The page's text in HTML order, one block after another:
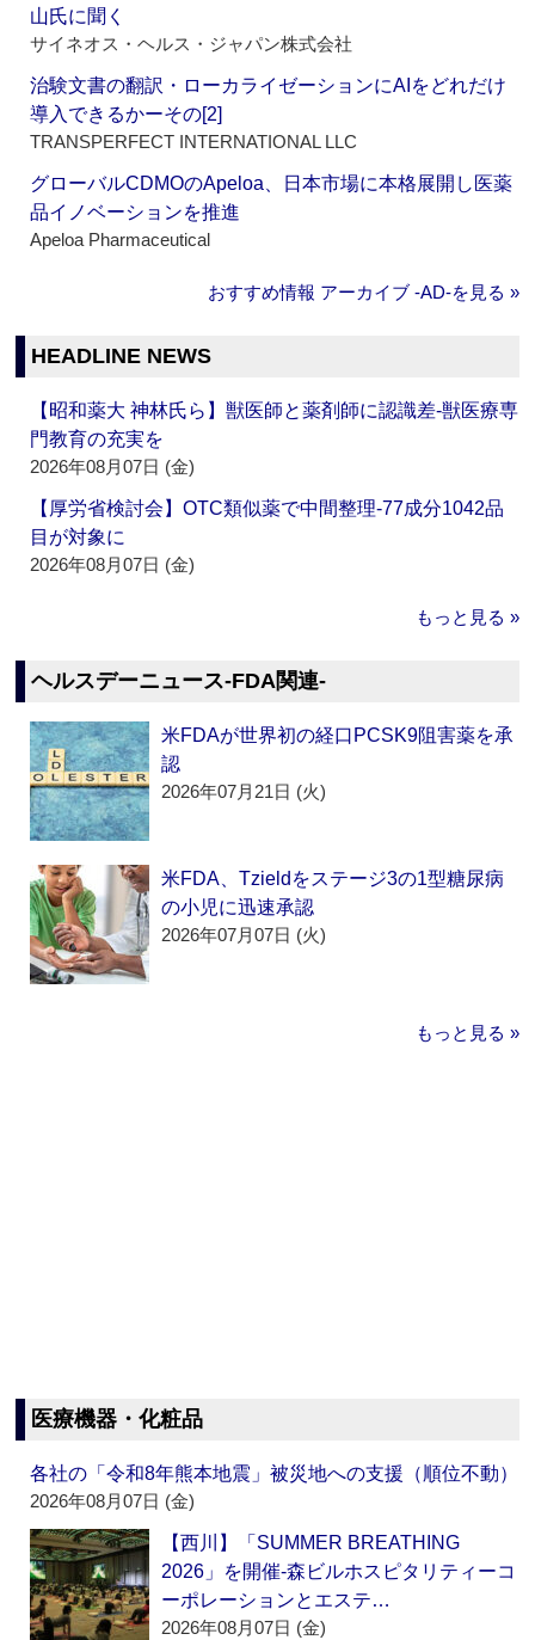
山氏に聞く
サイネオス・ヘルス・ジャパン株式会社
治験文書の翻訳・ローカライゼーションにAIをどれだけ
導入できるかーその[2]
TRANSPERFECT INTERNATIONAL LLC
グローバルCDMOのApeloa、日本市場に本格展開し医薬
品イノベーションを推進
Apeloa Pharmaceutical
おすすめ情報 アーカイブ ‐AD‐を見る »
HEADLINE NEWS
【昭和薬大 神林氏ら】獣医師と薬剤師に認識差‐獣医療専
門教育の充実を
2026年08月07日 (金)
【厚労省検討会】OTC類似薬で中間整理‐77成分1042品
目が対象に
2026年08月07日 (金)
もっと見る »
ヘルスデーニュース‐FDA関連‐
米FDAが世界初の経口PCSK9阻害薬を承
認
2026年07月21日 (火)
米FDA、Tzieldをステージ3の1型糖尿病
の小児に迅速承認
2026年07月07日 (火)
もっと見る »
医療機器・化粧品
各社の「令和8年熊本地震」被災地への支援（順位不動）
2026年08月07日 (金)
【西川】「SUMMER BREATHING
2026」を開催‐森ビルホスピタリティーコ
ーポレーションとエステ…
2026年08月07日 (金)